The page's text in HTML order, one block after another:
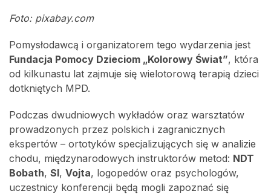
Foto: pixabay.com
Pomysłodawcą i organizatorem tego wydarzenia jest
Fundacja Pomocy Dzieciom „Kolorowy Świat”, która
od kilkunastu lat zajmuje się wielotorową terapią dzieci
dotkniętych MPD.
Podczas dwudniowych wykładów oraz warsztatów
prowadzonych przez polskich i zagranicznych
ekspertów – ortotyków specjalizujących się w analizie
chodu, międzynarodowych instruktorów metod: NDT
Bobath, SI, Vojta, logopedów oraz psychologów,
uczestnicy konferencji będą mogli zapoznać się